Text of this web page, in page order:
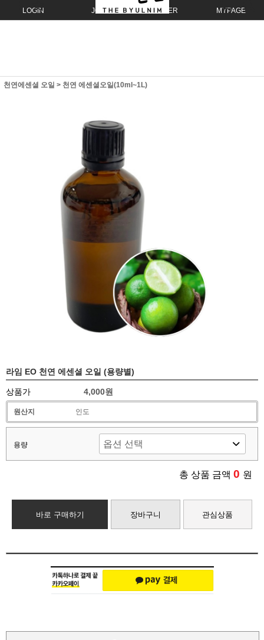
LOGIN JOIN ORDER MYPAGE
천연에센셜 오일 > 천연 에센셜오일(10ml~1L)
라임 EO 천연 에센셜 오일 (용량별)
상품가 4,000원
원산지 인도
용량
총 상품 금액 0 원
바로 구매하기 장바구니 관심상품